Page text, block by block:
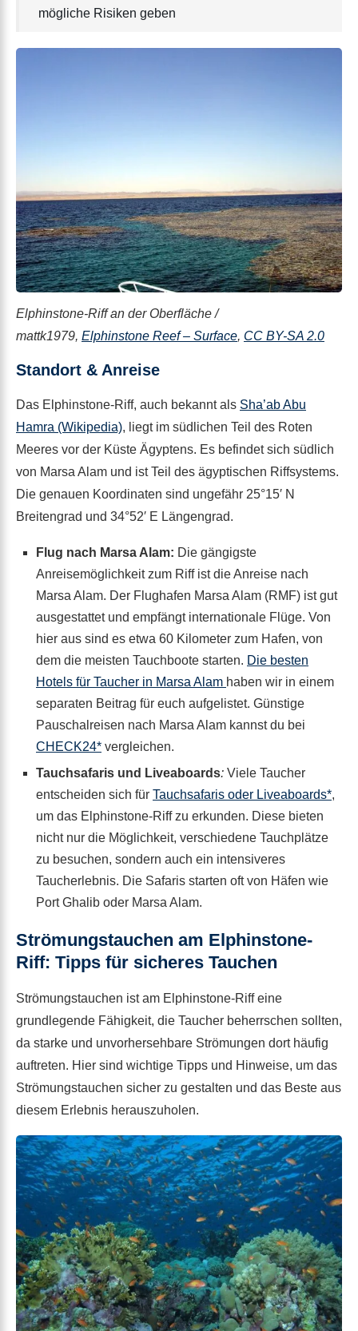
mögliche Risiken geben
Elphinstone-Riff an der Oberfläche /
mattk1979, Elphinstone Reef – Surface, CC BY-SA 2.0
Standort & Anreise
Das Elphinstone-Riff, auch bekannt als Sha’ab Abu
Hamra (Wikipedia), liegt im südlichen Teil des Roten
Meeres vor der Küste Ägyptens. Es befindet sich südlich
von Marsa Alam und ist Teil des ägyptischen Riffsystems.
Die genauen Koordinaten sind ungefähr 25°15′ N
Breitengrad und 34°52′ E Längengrad.
Flug nach Marsa Alam: Die gängigste
Anreisemöglichkeit zum Riff ist die Anreise nach
Marsa Alam. Der Flughafen Marsa Alam (RMF) ist gut
ausgestattet und empfängt internationale Flüge. Von
hier aus sind es etwa 60 Kilometer zum Hafen, von
dem die meisten Tauchboote starten. Die besten
Hotels für Taucher in Marsa Alam haben wir in einem
separaten Beitrag für euch aufgelistet. Günstige
Pauschalreisen nach Marsa Alam kannst du bei
CHECK24* vergleichen.
Tauchsafaris und Liveaboards: Viele Taucher
entscheiden sich für Tauchsafaris oder Liveaboards*,
um das Elphinstone-Riff zu erkunden. Diese bieten
nicht nur die Möglichkeit, verschiedene Tauchplätze
zu besuchen, sondern auch ein intensiveres
Taucherlebnis. Die Safaris starten oft von Häfen wie
Port Ghalib oder Marsa Alam.
Strömungstauchen am Elphinstone-
Riff: Tipps für sicheres Tauchen
Strömungstauchen ist am Elphinstone-Riff eine
grundlegende Fähigkeit, die Taucher beherrschen sollten,
da starke und unvorhersehbare Strömungen dort häufig
auftreten. Hier sind wichtige Tipps und Hinweise, um das
Strömungstauchen sicher zu gestalten und das Beste aus
diesem Erlebnis herauszuholen.